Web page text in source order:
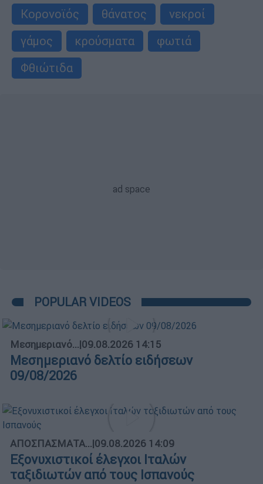
Κορονοϊός
θάνατος
νεκροί
γάμος
κρούσματα
φωτιά
Φθιώτιδα
POPULAR VIDEOS
Μεσημεριανό...|09.08.2026 14:15
Μεσημεριανό δελτίο ειδήσεων
09/08/2026
ΑΠΟΣΠΑΣΜΑΤΑ...|09.08.2026 14:09
Εξονυχιστικοί έλεγχοι Ιταλών
ταξιδιωτών από τους Ισπανούς